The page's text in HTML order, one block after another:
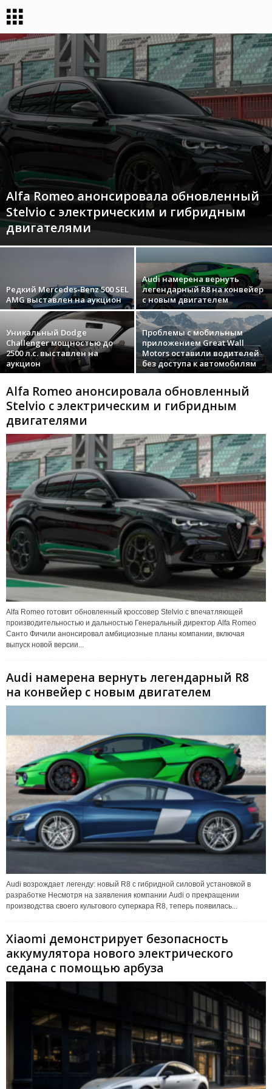
Alfa Romeo анонсировала обновленный
Stelvio с электрическим и гибридным
двигателями
Редкий Mercedes-Benz 500 SEL
AMG выставлен на аукцион
Audi намерена вернуть
легендарный R8 на конвейер
с новым двигателем
Уникальный Dodge
Challenger мощностью до
2500 л.с. выставлен на
аукцион
Проблемы с мобильным
приложением Great Wall
Motors оставили водителей
без доступа к автомобилям
Alfa Romeo анонсировала обновленный
Stelvio с электрическим и гибридным
двигателями
Alfa Romeo готовит обновленный кроссовер Stelvio с впечатляющей
производительностью и дальностью Генеральный директор Alfa Romeo
Санто Фичили анонсировал амбициозные планы компании, включая
выпуск новой версии...
Audi намерена вернуть легендарный R8
на конвейер с новым двигателем
Audi возрождает легенду: новый R8 с гибридной силовой установкой в
разработке Несмотря на заявления компании Audi о прекращении
производства своего культового суперкара R8, теперь появилась...
Xiaomi демонстрирует безопасность
аккумулятора нового электрического
седана с помощью арбуза